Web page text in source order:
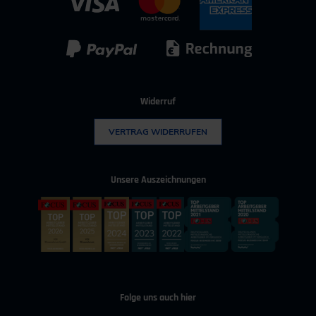
IT & Digitalisierung
Technischer Vertrieb
Widerruf
VERTRAG WIDERRUFEN
Unsere Auszeichnungen
Folge uns auch hier